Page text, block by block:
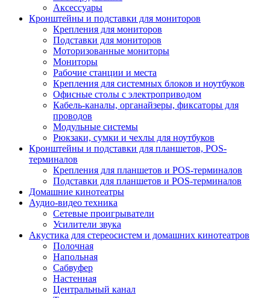
Аксессуары
Кронштейны и подставки для мониторов
Крепления для мониторов
Подставки для мониторов
Моторизованные мониторы
Мониторы
Рабочие станции и места
Крепления для системных блоков и ноутбуков
Офисные столы с электроприводом
Кабель-каналы, органайзеры, фиксаторы для
проводов
Модульные системы
Рюкзаки, сумки и чехлы для ноутбуков
Кронштейны и подставки для планшетов, POS-
терминалов
Крепления для планшетов и POS-терминалов
Подставки для планшетов и POS-терминалов
Домашние кинотеатры
Аудио-видео техника
Сетевые проигрыватели
Усилители звука
Акустика для стереосистем и домашних кинотеатров
Полочная
Напольная
Сабвуфер
Настенная
Центральный канал